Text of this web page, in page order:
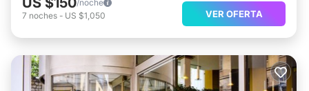
/noche
7 noches - US $1,050 VER OFERTA